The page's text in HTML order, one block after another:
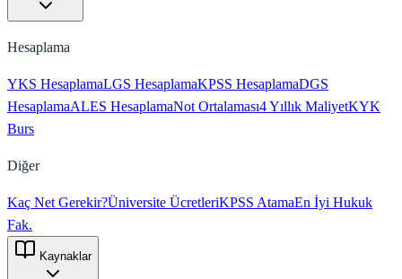
Hesaplama
YKS HesaplamaLGS HesaplamaKPSS HesaplamaDGS
HesaplamaALES HesaplamaNot Ortalaması4 Yıllık MaliyetKYK
Burs
Diğer
Kaç Net Gerekir?Üniversite ÜcretleriKPSS AtamaEn İyi Hukuk
Fak.
Kaynaklar